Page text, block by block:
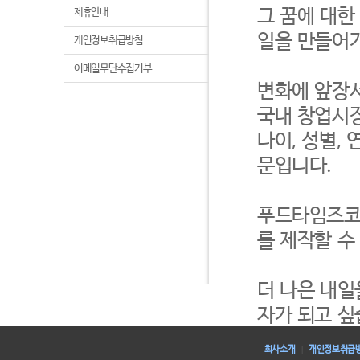
제휴안내
개인정보취급방침
이메일무단수집거부
그 꿈에 대
일을 만들어
변화에 앞장
국내 창업시
나이, 성별,
문입니다.
푸드타임즈
를 제작할
더 나은 내
자가 되고
회사소개
개인정보취급